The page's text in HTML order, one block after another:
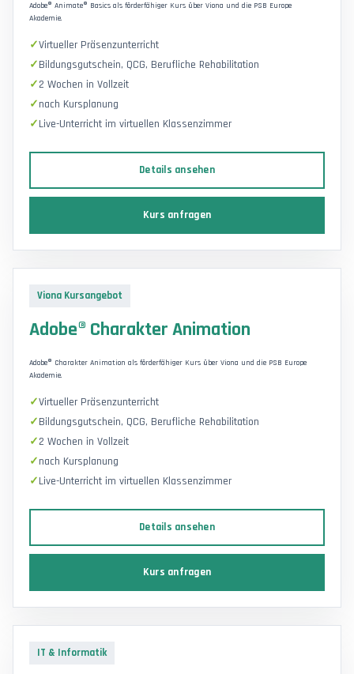
Adobe® Animate® Basics als förderfähiger Kurs über Viona und die PSB Europe
Akademie.
Virtueller Präsenzunterricht
Bildungsgutschein, QCG, Berufliche Rehabilitation
2 Wochen in Vollzeit
nach Kursplanung
Live-Unterricht im virtuellen Klassenzimmer
Details ansehen
Kurs anfragen
Viona Kursangebot
Adobe® Charakter Animation
Adobe® Charakter Animation als förderfähiger Kurs über Viona und die PSB Europe
Akademie.
Virtueller Präsenzunterricht
Bildungsgutschein, QCG, Berufliche Rehabilitation
2 Wochen in Vollzeit
nach Kursplanung
Live-Unterricht im virtuellen Klassenzimmer
Details ansehen
Kurs anfragen
IT & Informatik